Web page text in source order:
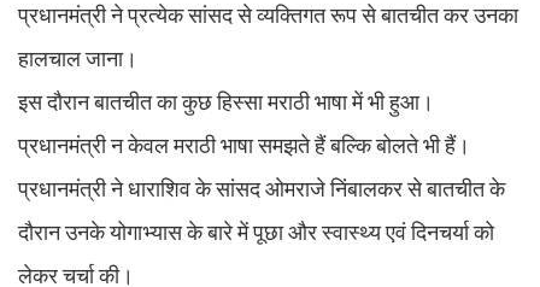
प्रधानमंत्री ने प्रत्येक सांसद से व्यक्तिगत रूप से बातचीत कर उनका
हालचाल जाना।
इस दौरान बातचीत का कुछ हिस्सा मराठी भाषा में भी हुआ।
प्रधानमंत्री न केवल मराठी भाषा समझते हैं बल्कि बोलते भी हैं।
प्रधानमंत्री ने धाराशिव के सांसद ओमराजे निंबालकर से बातचीत के
दौरान उनके योगाभ्यास के बारे में पूछा और स्वास्थ्य एवं दिनचर्या को
लेकर चर्चा की।